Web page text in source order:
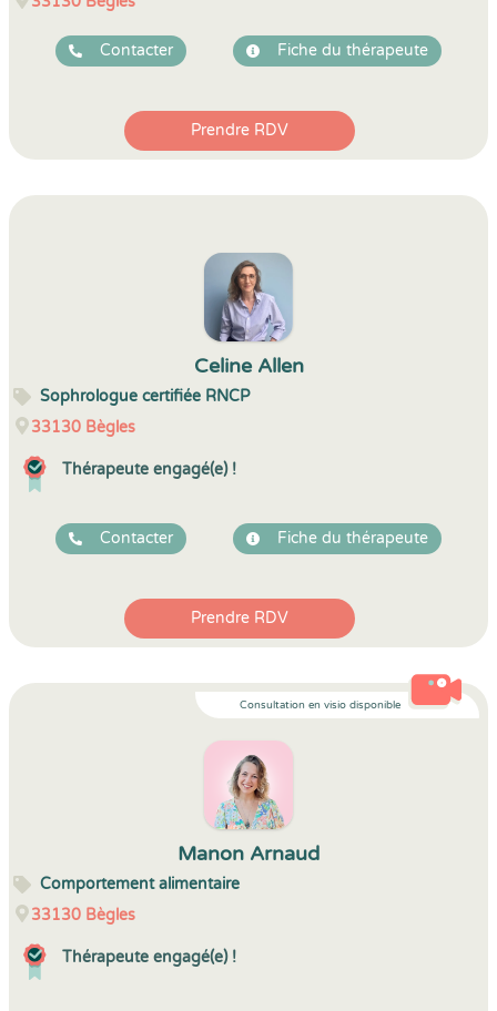
Contacter Fiche du thérapeute
Prendre RDV
Celine Allen
Sophrologue certifiée RNCP
33130 Bègles
Thérapeute engagé(e) !
Contacter Fiche du thérapeute
Prendre RDV
Consultation en visio disponible
Manon Arnaud
Comportement alimentaire
33130 Bègles
Thérapeute engagé(e) !